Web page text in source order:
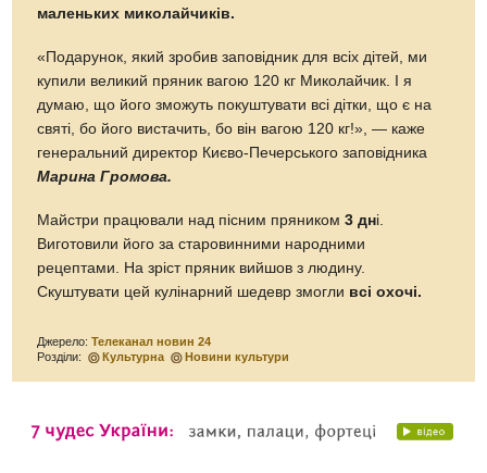
маленьких миколайчиків.
«Подарунок, який зробив заповідник для всіх дітей, ми
купили великий пряник вагою 120 кг Миколайчик. І я
думаю, що його зможуть покуштувати всі дітки, що є на
святі, бо його вистачить, бо він вагою 120 кг!», — каже
генеральний директор Києво-Печерського заповідника
Марина Громова.
Майстри працювали над пісним пряником3 дні.
Виготовили його за старовинними народними
рецептами. На зріст пряник вийшов з людину.
Скуштувати цей кулінарний шедевр змогли всі охочі.
Джерело:Телеканал новин 24
Розділи:
Культурна Новини культури